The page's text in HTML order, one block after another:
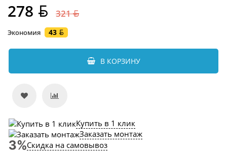
278 321
Экономия 43
В КОРЗИНУ
Купить в 1 клик
Заказать монтаж
Скидка на самовывоз